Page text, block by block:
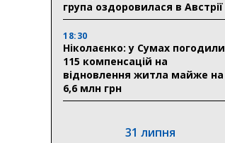
група оздоровилася в Австрії
18:30
Ніколаєнко: у Сумах погодили
115 компенсацій на
відновлення житла майже на
6,6 млн грн
31 липня